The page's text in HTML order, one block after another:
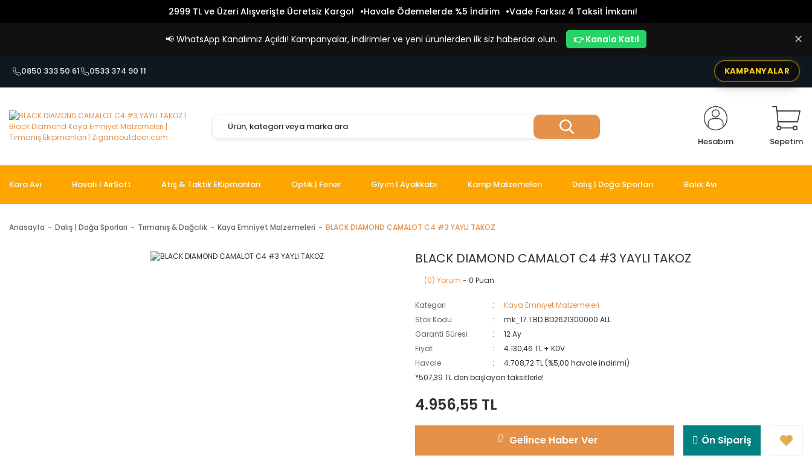
2999 TL ve Üzeri Alışverişte Ücretsiz Kargo! Havale Ödemelerde %5 İndirim Vade Farksız 4 Taksit İmkanı!
📢 WhatsApp Kanalımız Açıldı! Kampanyalar, indirimler ve yeni ürünlerden ilk siz haberdar olun. 👉 Kanala Katıl ✕
0850 333 50 61 0533 374 90 11 KAMPANYALAR
Hesabım Sepetim
Kara Avı Havalı I AirSoft Atış & Taktik EKipmanları Optik | Fener Giyim I Ayakkabı Kamp Malzemeleri Dalış | Doğa Sporları Balık Avı
Anasayfa Dalış | Doğa Sporları Tırmanış & Dağcılık Kaya Emniyet Malzemeleri BLACK DIAMOND CAMALOT C4 #3 YAYLI TAKOZ
BLACK DIAMOND CAMALOT C4 #3 YAYLI TAKOZ
(0) Yorum - 0 Puan
Kategori
Kaya Emniyet Malzemeleri
Stok Kodu
mk_17.1.BD.BD2621300000.ALL
Garanti Süresi
12 Ay
Fiyat
4.130,46 TL + KDV
Havale
4.708,72 TL (%5,00 havale indirimi)
*507,39 TL den başlayan taksitlerle!
4.956,55 TL
Gelince Haber Ver Ön Sipariş